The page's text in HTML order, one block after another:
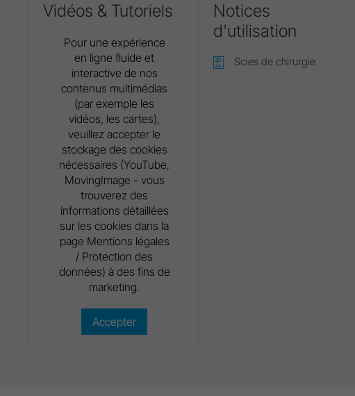
Vidéos & Tutoriels
Pour une expérience
en ligne fluide et
interactive de nos
contenus multimédias
(par exemple les
vidéos, les cartes),
veuillez accepter le
stockage des cookies
nécessaires (YouTube,
MovingImage - vous
trouverez des
informations détaillées
sur les cookies dans la
page Mentions légales
/ Protection des
données) à des fins de
marketing.
Accepter
Notices
d'utilisation
Scies de chirurgie